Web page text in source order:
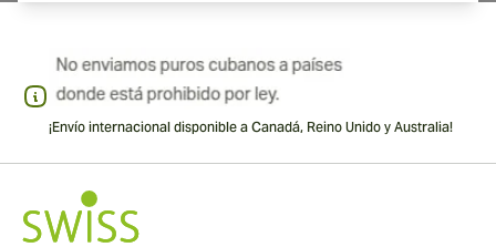
¡Envío internacional disponible a Canadá, Reino Unido y Australia!